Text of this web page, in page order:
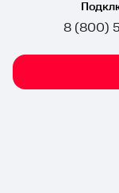
8 (800)